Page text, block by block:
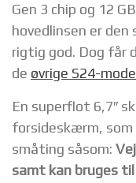
Gen 3 chip og 12
hovedlinsen er den
rigtig god. Dog får
de øvrige S24-
En superflot 6,7″
forsideskærm, som
småting såsom:
samt kan bruges